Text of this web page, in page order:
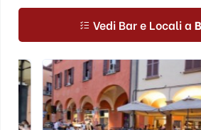
Vedi Bar e Locali a